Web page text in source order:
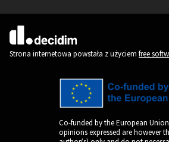
(Link zewnętrzny)
Strona internetowa powstała z użyciem free
Co-funded by the European
opinions expressed are however